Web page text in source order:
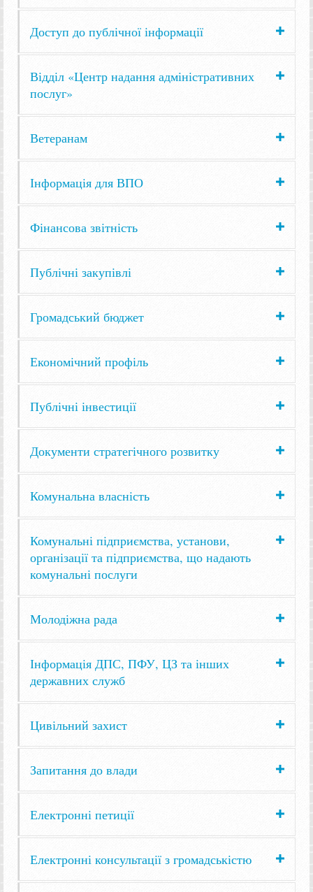
Доступ до публічної інформації
Відділ «Центр надання адміністративних
послуг»
Ветеранам
Інформація для ВПО
Фінансова звітність
Публічні закупівлі
Громадський бюджет
Економічний профіль
Публічні інвестиції
Документи стратегічного розвитку
Комунальна власність
Комунальні підприємства, установи,
організації та підприємства, що надають
комунальні послуги
Молодіжна рада
Інформація ДПС, ПФУ, ЦЗ та інших
державних служб
Цивільний захист
Запитання до влади
Електронні петиції
Електронні консультації з громадськістю